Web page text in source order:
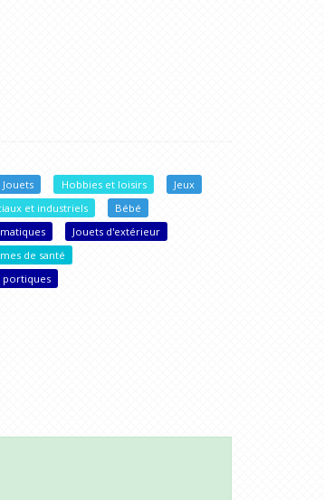
Jouets Hobbies et loisirs
Jeux
et industriels
Bébé
Jouets d'extérieur
de santé
portiques